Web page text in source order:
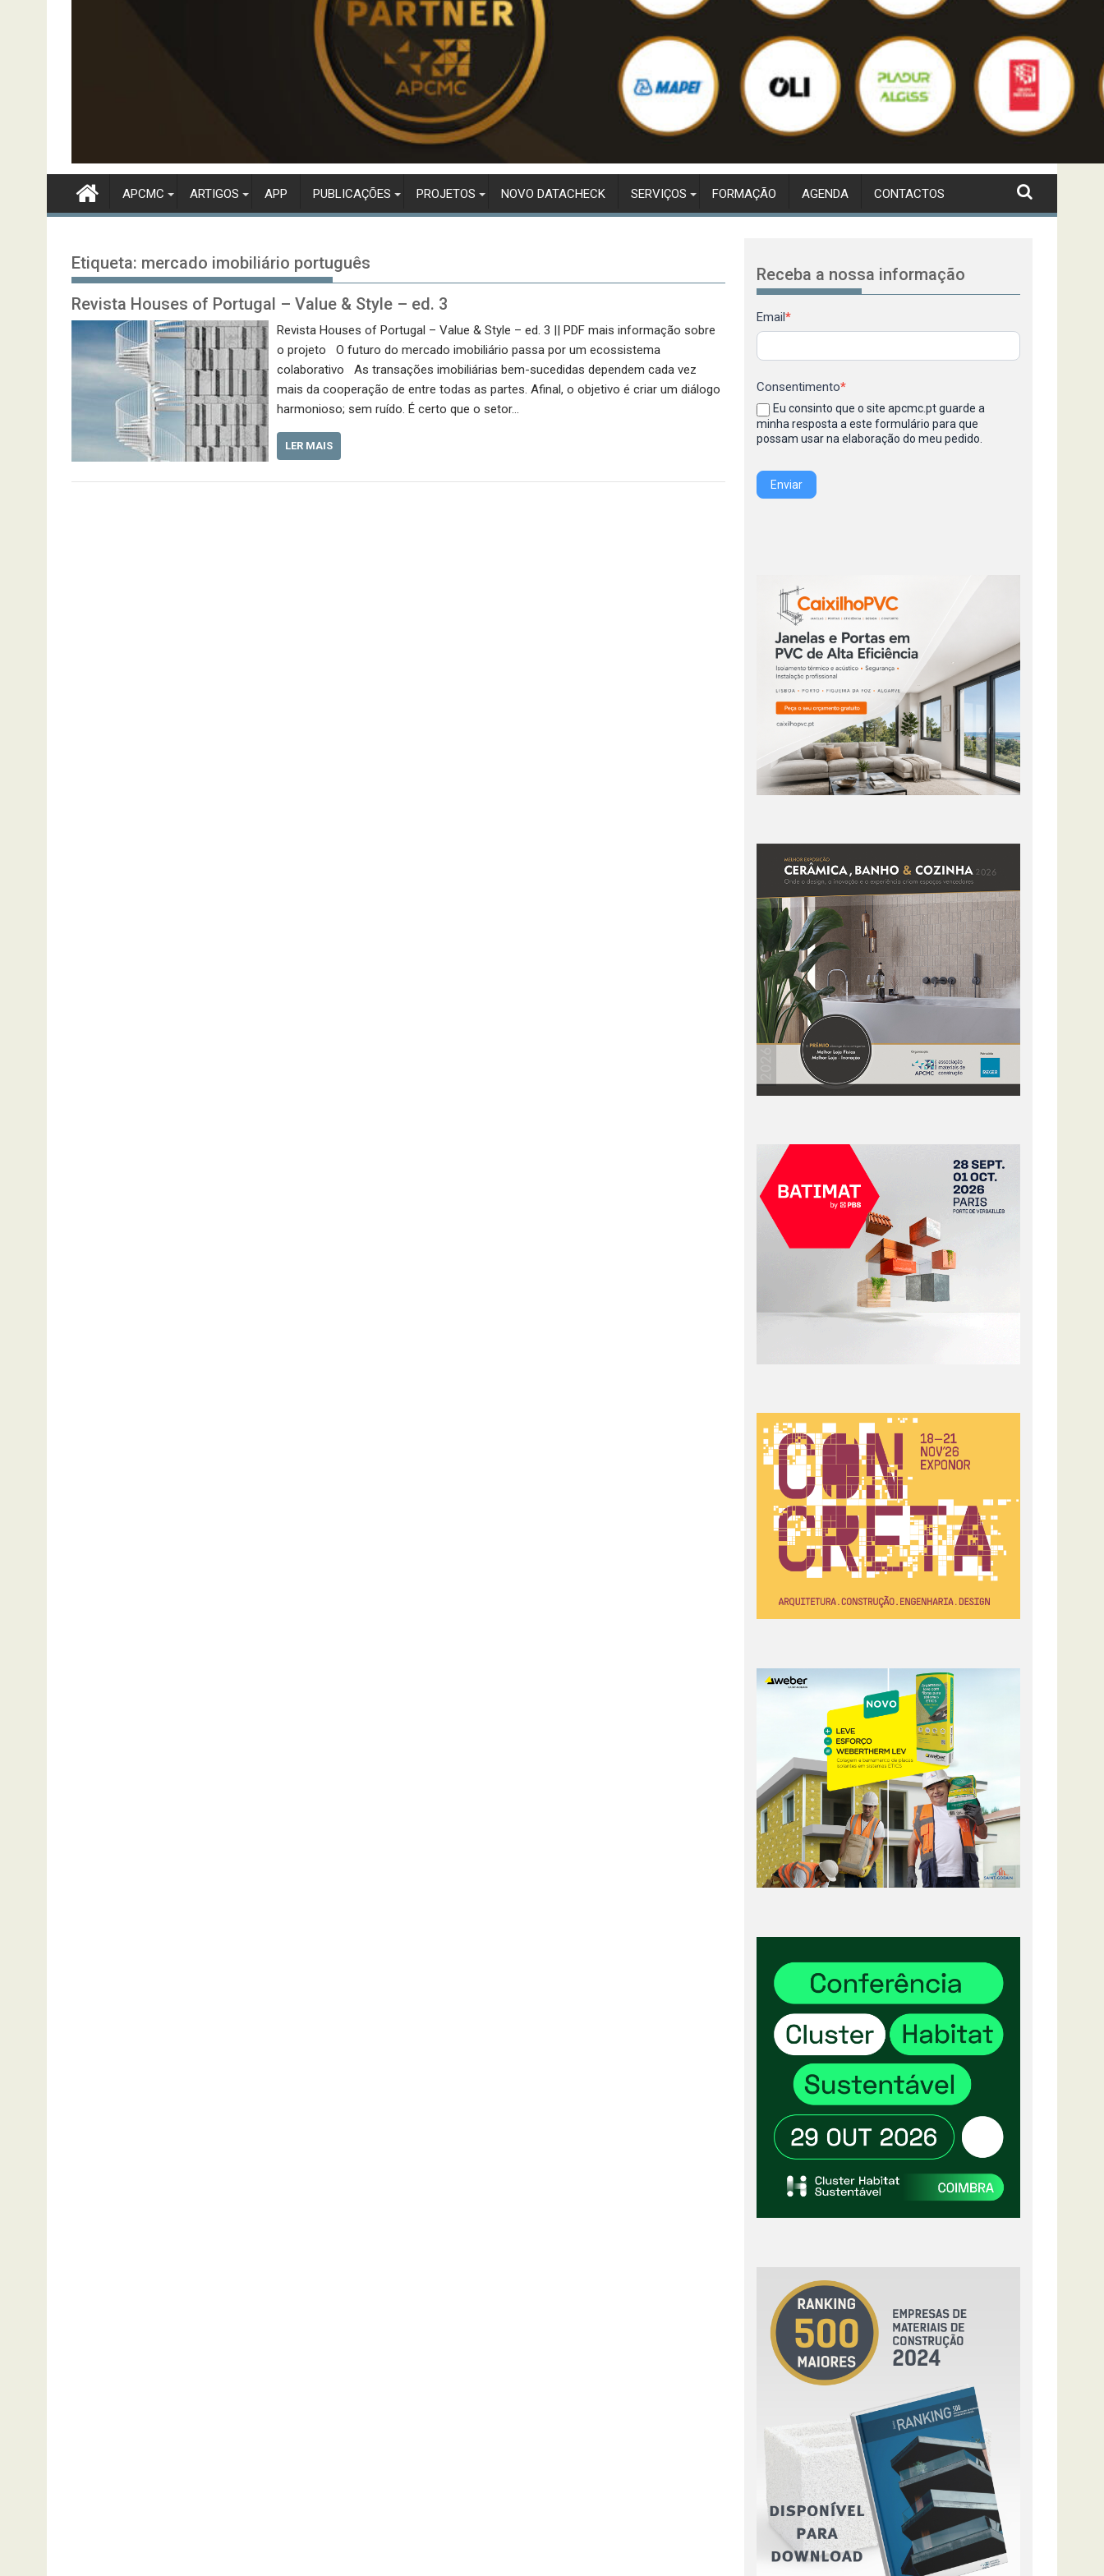
APCMC ARTIGOS APP PUBLICAÇÕES PROJETOS NOVO DATACHECK SERVIÇOS FORMAÇÃO AGENDA CONTACTOS
Etiqueta: mercado imobiliário português
Revista Houses of Portugal – Value & Style – ed. 3
Revista Houses of Portugal – Value & Style – ed. 3 || PDF mais informação sobre
o projeto O futuro do mercado imobiliário passa por um ecossistema
colaborativo As transações imobiliárias bem-sucedidas dependem cada vez
mais da cooperação de entre todas as partes. Afinal, o objetivo é criar um diálogo
harmonioso; sem ruído. É certo que o setor…
LER MAIS
Receba a nossa informação
Newsletter
Email *
Consentimento*
Eu consinto que o site apcmc.pt guarde a
minha resposta a este formulário para que
possam usar na elaboração do meu pedido.
Enviar